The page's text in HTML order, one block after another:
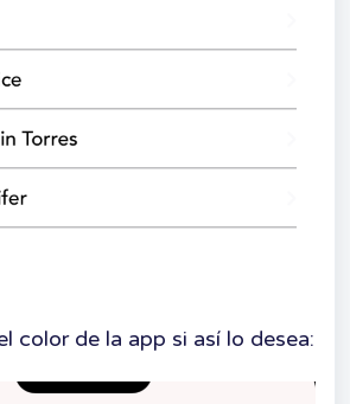
color de la app si así lo desea: